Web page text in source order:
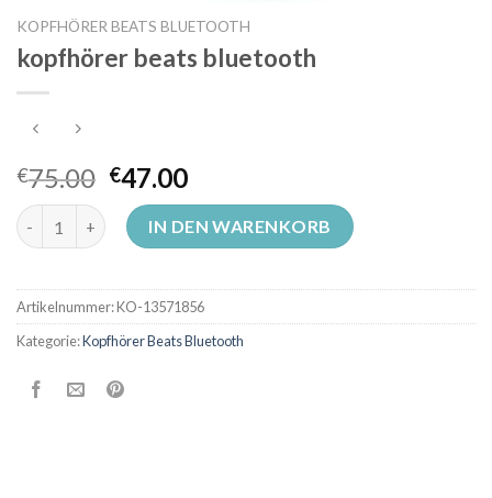
KOPFHÖRER BEATS BLUETOOTH
kopfhörer beats bluetooth
€75.00 €47.00
kopfhörer beats bluetooth Menge
IN DEN WARENKORB
Artikelnummer:KO-13571856
Kategorie:Kopfhörer Beats Bluetooth